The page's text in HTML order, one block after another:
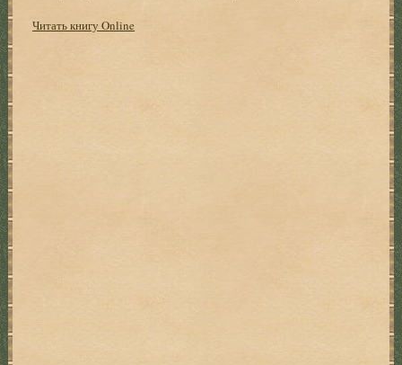
Читать книгу Online